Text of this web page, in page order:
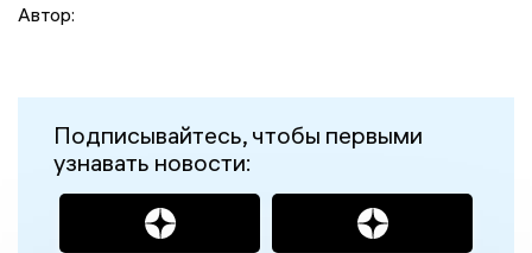
Автор:
Подписывайтесь, чтобы первыми
узнавать новости: